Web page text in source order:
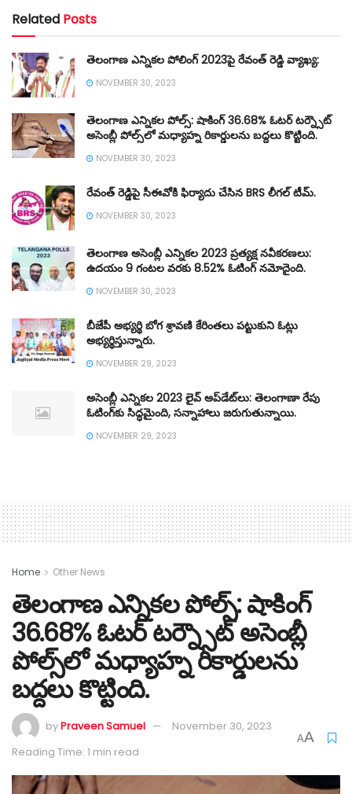
Related Posts
తెలంగాణ ఎన్నికల పోలింగ్ 2023పై రేవంత్ రెడ్డి వ్యాఖ్య:
NOVEMBER 30, 2023
తెలంగాణ ఎన్నికల పోల్స్: షాకింగ్ 36.68% ఓటర్ టర్న్సౌట్
అసెంబ్లీ పోల్స్‌లో మధ్యాహ్న రికార్డులను బద్దలు కొట్టింది.
NOVEMBER 30, 2023
రేవంత్ రెడ్డిపై సీఈవోకి ఫిర్యాదు చేసిన BRS లీగల్ టీమ్.
NOVEMBER 30, 2023
తెలంగాణ అసెంబ్లీ ఎన్నికల 2023 ప్రత్యక్ష నవీకరణలు:
ఉదయం 9 గంటల వరకు 8.52% ఓటింగ్ నమోదైంది.
NOVEMBER 30, 2023
బీజేపీ అభ్యర్థి బోగ శ్రావణి కేరింతలు పట్టుకుని ఓట్లు
అభ్యర్థిస్తున్నారు.
NOVEMBER 29, 2023
అసెంబ్లీ ఎన్నికల 2023 లైవ్ అప్‌డేట్‌లు: తెలంగాణా రేపు
ఓటింగ్‌కు సిద్ధమైంది, సన్నాహాలు జరుగుతున్నాయి.
NOVEMBER 29, 2023
Home Other News
తెలంగాణ ఎన్నికల పోల్స్: షాకింగ్
36.68% ఓటర్ టర్న్సౌట్ అసెంబ్లీ
పోల్స్‌లో మధ్యాహ్న రికార్డులను
బద్దలు కొట్టింది.
byPraveen Samuel
November 30, 2023
Reading Time: 1 min read
AA